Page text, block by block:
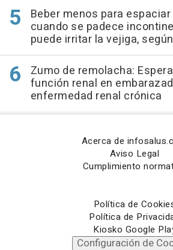
Beber menos para
cuando se padece
puede irritar la vejiga,
Zumo de remolacha:
función renal en
enfermedad renal crónica
Acerca de
Aviso Legal
Cumplimiento
Política de
Política de
Kiosko Google
Configuración de